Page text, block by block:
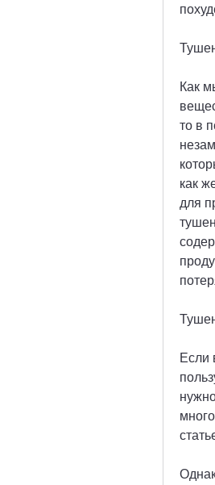
Как
то в
как
для
Если